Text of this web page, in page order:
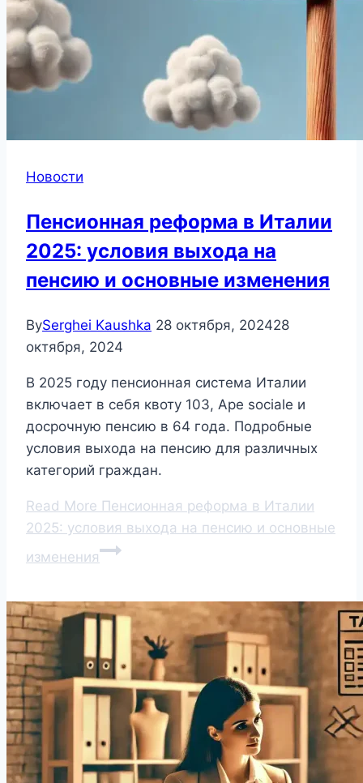
Новости
Пенсионная реформа в Италии
2025: условия выхода на
пенсию и основные изменения
BySerghei Kaushka 28 октября, 202428
октября, 2024
В 2025 году пенсионная система Италии
включает в себя квоту 103, Ape sociale и
досрочную пенсию в 64 года. Подробные
условия выхода на пенсию для различных
категорий граждан.
Read More Пенсионная реформа в Италии
2025: условия выхода на пенсию и основные
изменения